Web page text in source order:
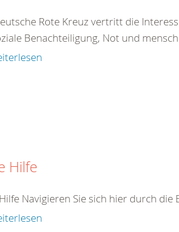
Rote Kreuz vertritt die
Benachteiligung, Not und
Hilfe
Navigieren Sie sich hier durch